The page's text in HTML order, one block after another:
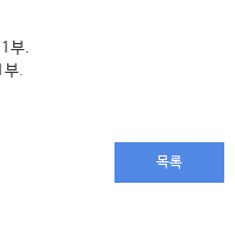
부.
부.
목록